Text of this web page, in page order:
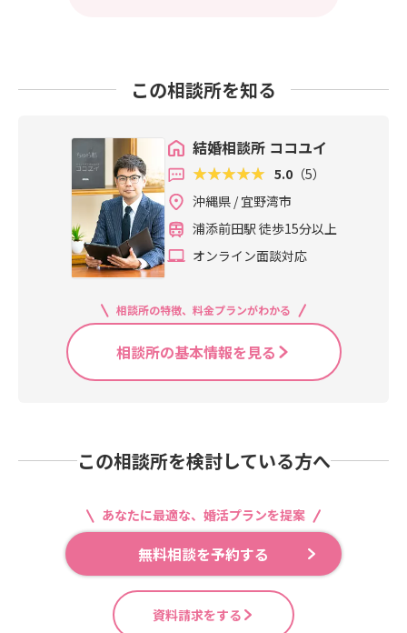
この相談所を知る
結婚相談所 ココユイ
5.0（5）
沖縄県 / 宜野湾市
浦添前田駅 徒歩15分以上
オンライン面談対応
相談所の特徴、料金プランがわかる
相談所の基本情報を見る
この相談所を検討している方へ
あなたに最適な、婚活プランを提案
無料相談を予約する
資料請求をする